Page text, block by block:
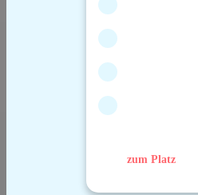
zum Platz